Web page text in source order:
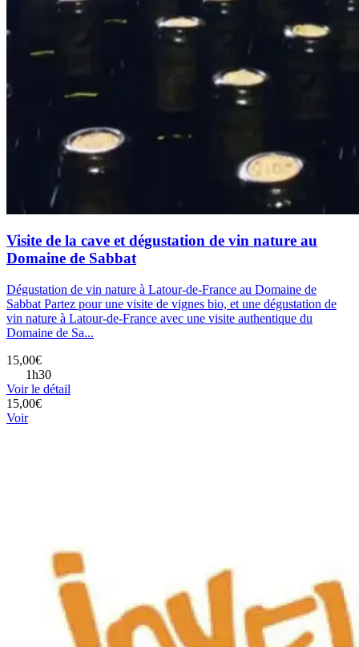
Visite de la cave et dégustation de vin nature au
Domaine de Sabbat
Dégustation de vin nature à Latour-de-France au Domaine de
Sabbat Partez pour une visite de vignes bio, et une dégustation de
vin nature à Latour-de-France avec une visite authentique du
Domaine de Sa...
15,00€
1h30
Voir le détail
15,00€
Voir